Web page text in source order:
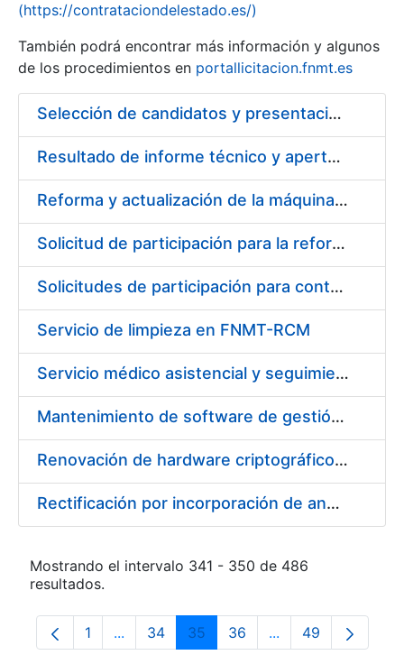
(https://contrataciondelestado.es/)
También podrá encontrar más información y algunos
de los procedimientos en portallicitacion.fnmt.es
Selección de candidatos y presentación de ofertas para contratación de los trabajos necesarios para acorazar almacén de seguridad
Resultado de informe técnico y apertura sobre económico
Reforma y actualización de la máquina de papel de seguridad de la FNMT-RCM en sus instalaciones de Burgos
Solicitud de participación para la reforma y actualización de la máquina de papel de seguridad de la FNMT-RCM en sus instalaciones de Burgos
Solicitudes de participación para contratación de los trabajos necesarios para acorazar almacén de seguridad
Servicio de limpieza en FNMT-RCM
Servicio médico asistencial y seguimiento de absentismo
Mantenimiento de software de gestión de eventos
Renovación de hardware criptográfico LUNA SA4 de Safenet
Rectificación por incorporación de anexo al pliego de condiciones
Mostrando el intervalo 341 - 350 de 486
resultados.
Página
1 ...Páginas intermedias Use TAB para
Página
34 Página
35 Página
36 ...PáginasPágina
49